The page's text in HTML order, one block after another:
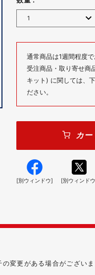
通常商品は1週間程度で
受注商品・取り寄せ商
キット) に関しては、
ださい。
カ
[別ウィンドウ] [別ウィンド
変更がある場合がございま